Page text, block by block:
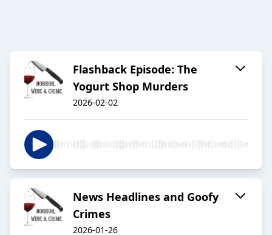
Flashback Episode: The
Yogurt Shop Murders
2026-02-02
News Headlines and Goofy
Crimes
2026-01-26